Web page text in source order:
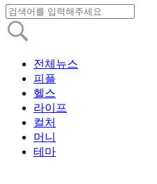
전체뉴스
피플
헬스
라이프
컬처
머니
테마